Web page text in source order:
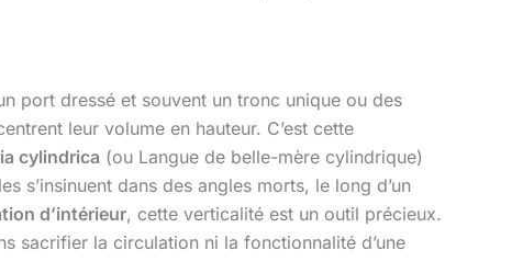
port dressé et souvent un tronc unique ou des
leur volume en hauteur. C’est cette
cylindrica (ou Langue de belle-mère cylindrique)
s’insinuent dans des angles morts, le long d’un
d’intérieur, cette verticalité est un outil précieux.
sacrifier la circulation ni la fonctionnalité d’une